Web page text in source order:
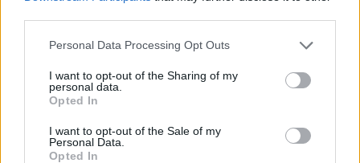
Please note that this website/app uses one or more Google
not limited to your visit or usage behaviour. You may click to
grant or deny consent to Google and its third-party tags to
use your data for below specified purposes in below Google
consent section.
Personal Data Processing Opt Outs
I want to opt-out of the Sharing of my
personal data.
Opted In
I want to opt-out of the Sale of my
Personal Data.
Opted In